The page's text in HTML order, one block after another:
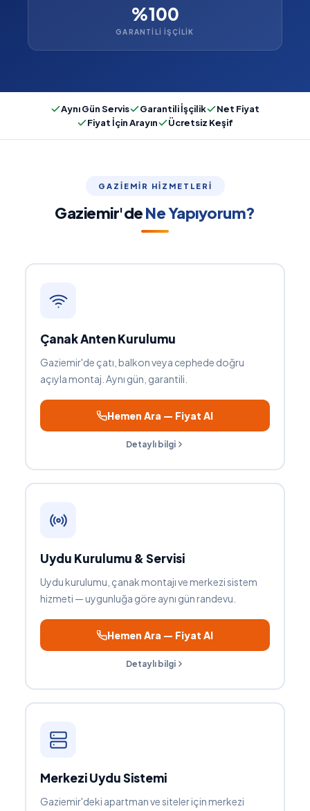
%100
GARANTILI İŞÇILIK
Aynı Gün Servis Garantili İşçilik
Net Fiyat
Fiyat İçin Arayın
Ücretsiz Keşif
GAZIEMIR HIZMETLERI
Gaziemir'deNe Yapıyorum?
Çanak Anten Kurulumu
Gaziemir'de çatı, balkon veya cephede doğru
açıyla montaj. Aynı gün, garantili.
Hemen Ara — Fiyat Al
Detaylı bilgi
Uydu Kurulumu & Servisi
Uydu kurulumu, çanak montajı ve merkezi sistem
hizmeti — uygunluğa göre aynı gün randevu.
Hemen Ara — Fiyat Al
Detaylı bilgi
Merkezi Uydu Sistemi
Gaziemir'deki apartman ve siteler için merkezi